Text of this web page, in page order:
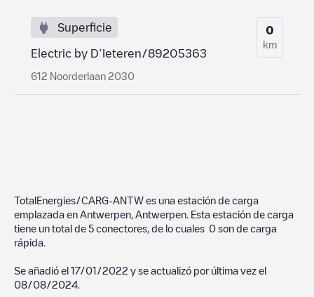
Superficie
Electric by D’Ieteren/89205363
612 Noorderlaan 2030
0
km
TotalEnergies/CARG-ANTW es una estación de carga
emplazada en Antwerpen Antwerpen . Esta estación de carga
tiene un total de 5 conectores, de lo cuales 0 son de carga
rápida.
Se añadió el 17/01/2022 y se actualizó por última vez el
08/08/2024